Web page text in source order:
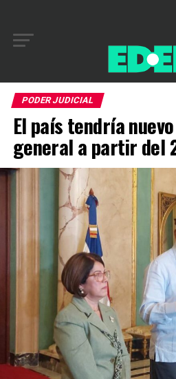
PODER JUDICIAL
El país tendría
general a partir del